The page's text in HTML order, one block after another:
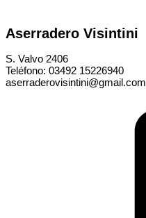
Aserradero Visintini
S. Valvo 2406
Teléfono: 03492 15226940
aserraderovisintini@gmail.com